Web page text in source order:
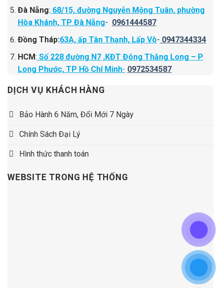
Đà Nẵng: 68/15, đường Nguyễn Mộng Tuân, phường
Hòa Khánh, TP Đà Nẵng- 0961444587
Đồng Tháp:63A, ấp Tân Thạnh, Lấp Vò- 0947344334
HCM: Số 228 đường N7 ,KĐT Đông Thăng Long – P
Long Phước, TP Hồ Chí Minh- 0972534587
DỊCH VỤ KHÁCH HÀNG
Bảo Hành 6 Năm, Đổi Mới 7 Ngày
Chính Sách Đại Lý
Hình thức thanh toán
WEBSITE TRONG HỆ THỐNG